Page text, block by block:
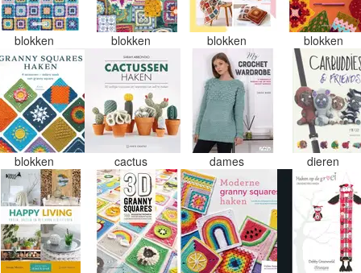
blokken blokken blokken blokken
blokken cactus dames dieren